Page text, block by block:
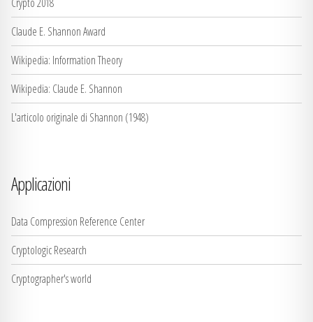
Claude E. Shannon Award
Wikipedia: Information Theory
Wikipedia: Claude E. Shannon
L'articolo originale di Shannon (1948)
Applicazioni
Data Compression Reference Center
Cryptologic Research
Cryptographer's world